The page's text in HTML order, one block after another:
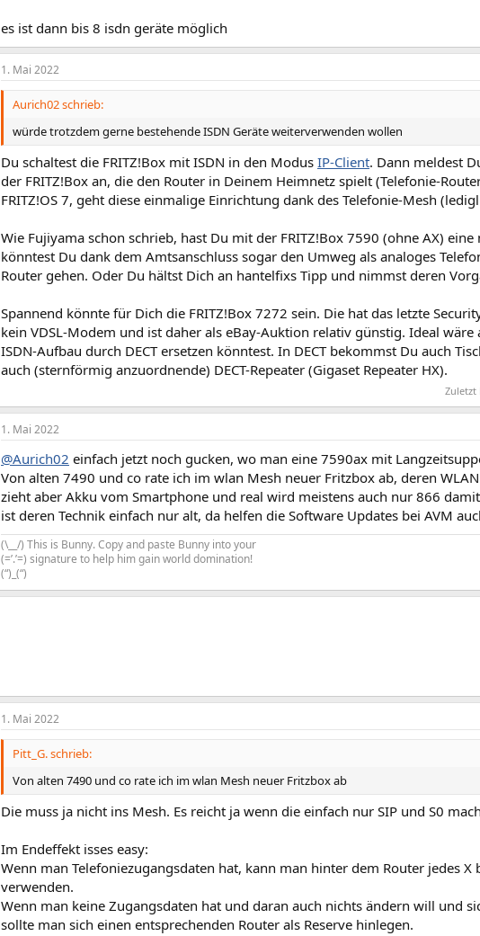
es ist dann bis 8 isdn geräte möglich
1. Mai 2022
Aurich02 schrieb:
würde trotzdem gerne bestehende ISDN Geräte weiterverwenden wollen
Du schaltest die FRITZ!Box mit ISDN in den Modus IP-Client. Dann meldest
der FRITZ!Box an, die den Router in Deinem Heimnetz spielt (Telefonie-
FRITZ!OS 7, geht diese einmalige Einrichtung dank des Telefonie-Mesh
Wie Fujiyama schon schrieb, hast Du mit der FRITZ!Box 7590 (ohne AX)
könntest Du dank dem Amtsanschluss sogar den Umweg als analoges
Router gehen. Oder Du hältst Dich an hantelfixs Tipp und nimmst deren
Spannend könnte für Dich die FRITZ!Box 7272 sein. Die hat das letzte
kein VDSL-Modem und ist daher als eBay-Auktion relativ günstig. Ideal wäre
ISDN-Aufbau durch DECT ersetzen könntest. In DECT bekommst Du auch
auch (sternförmig anzuordnende) DECT-Repeater (Gigaset Repeater HX).
1. Mai 2022
@Aurich02 einfach jetzt noch gucken, wo man eine 7590ax mit
Von alten 7490 und co rate ich im wlan Mesh neuer Fritzbox ab, deren
zieht aber Akku vom Smartphone und real wird meistens auch nur 866
ist deren Technik einfach nur alt, da helfen die Software Updates bei AVM
(\__/) This is Bunny. Copy and paste Bunny into your
(=’.’=) signature to help him gain world domination!
(“)_(“)
1. Mai 2022
Pitt_G. schrieb:
Von alten 7490 und co rate ich im wlan Mesh neuer Fritzbox ab
Die muss ja nicht ins Mesh. Es reicht ja wenn die einfach nur SIP und S0
Im Endeffekt isses easy:
Wenn man Telefoniezugangsdaten hat, kann man hinter dem Router jedes X
verwenden.
Wenn man keine Zugangsdaten hat und daran auch nichts ändern will und
sollte man sich einen entsprechenden Router als Reserve hinlegen.